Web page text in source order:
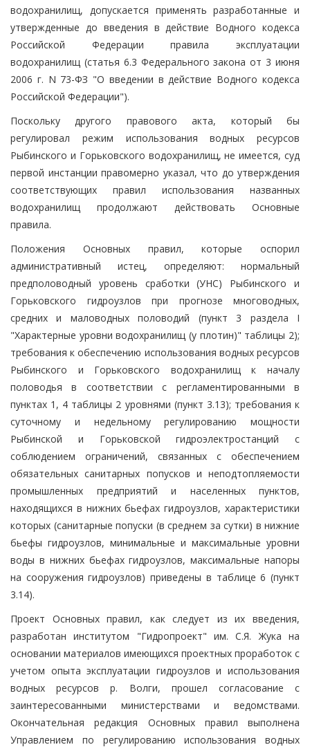
водохранилищ, допускается применять разработанные и
утвержденные до введения в действие Водного кодекса
Российской Федерации правила эксплуатации
водохранилищ (статья 6.3 Федерального закона от 3 июня
2006 г. N 73-ФЗ "О введении в действие Водного кодекса
Российской Федерации").
Поскольку другого правового акта, который бы
регулировал режим использования водных ресурсов
Рыбинского и Горьковского водохранилищ, не имеется, суд
первой инстанции правомерно указал, что до утверждения
соответствующих правил использования названных
водохранилищ продолжают действовать Основные
правила.
Положения Основных правил, которые оспорил
административный истец, определяют: нормальный
предполоводный уровень сработки (УНС) Рыбинского и
Горьковского гидроузлов при прогнозе многоводных,
средних и маловодных половодий (пункт 3 раздела I
"Характерные уровни водохранилищ (у плотин)" таблицы 2);
требования к обеспечению использования водных ресурсов
Рыбинского и Горьковского водохранилищ к началу
половодья в соответствии с регламентированными в
пунктах 1, 4 таблицы 2 уровнями (пункт 3.13); требования к
суточному и недельному регулированию мощности
Рыбинской и Горьковской гидроэлектростанций с
соблюдением ограничений, связанных с обеспечением
обязательных санитарных попусков и неподтопляемости
промышленных предприятий и населенных пунктов,
находящихся в нижних бьефах гидроузлов, характеристики
которых (санитарные попуски (в среднем за сутки) в нижние
бьефы гидроузлов, минимальные и максимальные уровни
воды в нижних бьефах гидроузлов, максимальные напоры
на сооружения гидроузлов) приведены в таблице 6 (пункт
3.14).
Проект Основных правил, как следует из их введения,
разработан институтом "Гидропроект" им. С.Я. Жука на
основании материалов имеющихся проектных проработок с
учетом опыта эксплуатации гидроузлов и использования
водных ресурсов р. Волги, прошел согласование с
заинтересованными министерствами и ведомствами.
Окончательная редакция Основных правил выполнена
Управлением по регулированию использования водных